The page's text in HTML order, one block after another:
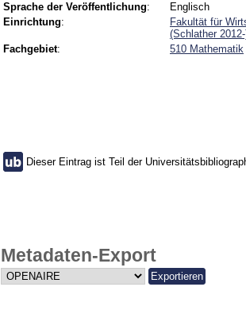
Sprache der Veröffentlichung:
Englisch
Einrichtung:
Fakultät für
(Schlather
Fachgebiet: 510 Mathematik
Dieser Eintrag ist Teil der
Metadaten-Export